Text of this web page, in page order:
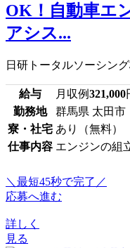
OK！自動車エ
アシス...
日研トータルソーシン
給与 月収例321,000
勤務地
群馬県 太田市
寮・社宅 あり（無料）
仕事内容 エンジンの組
＼最短45秒で完了／
応募へ進む
詳しく
見る